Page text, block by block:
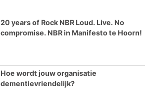
20 years of Rock NBR Loud. Live. No
compromise. NBR in Manifesto te Hoorn!
Hoe wordt jouw organisatie
dementievriendelijk?